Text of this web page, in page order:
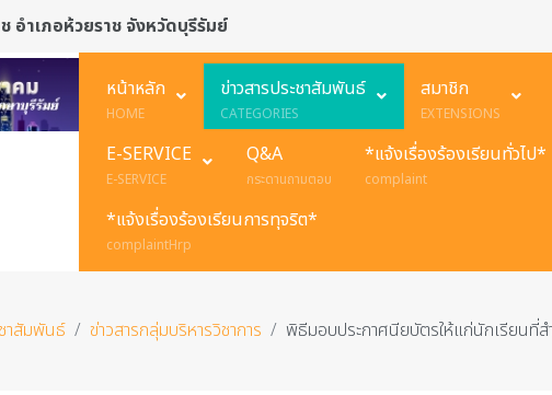
อำเภอห้วยราช จังหวัดบุรีรัมย์
หน้าหลัก
HOME
ข่าวสารประชาสัมพันธ์
CATEGORIES
สมาชิก
EXTENSIONS
E-SERVICE
E-SERVICE
Q&A
กระดานถามตอบ
*แจ้งเรื่องร้องเรียนทั่วไป*
complaint
*แจ้งเรื่องร้องเรียนการทุจริต*
complaintHrp
าสัมพันธ์ ข่าวสารกลุ่มบริหารวิชาการ พิธีมอบประกาศนียบัตรให้แก่นักเรียนที่ส